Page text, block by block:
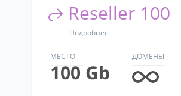
Подробнее
Reseller 100
МЕСТО
100 Gb
ДОМЕНЫ